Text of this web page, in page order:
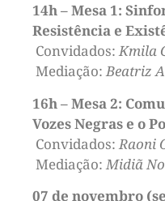
14h – Mesa 1:
Resistência e
Convidados:Kmila
Mediação:Beatriz
16h – Mesa 2:
Vozes Negras e o
Convidados:Raoni
Mediação:Midiã
07 de novembro